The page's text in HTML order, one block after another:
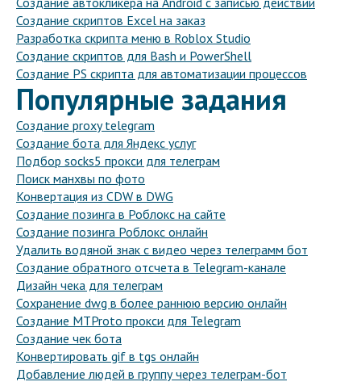
Создание скриптов Excel на заказ
Разработка скрипта меню в Roblox Studio
Создание скриптов для Bash и PowerShell
Создание PS скрипта для автоматизации процессов
Популярные задания
Создание proxy telegram
Создание бота для Яндекс услуг
Подбор socks5 прокси для телеграм
Поиск манхвы по фото
Конвертация из CDW в DWG
Создание позинга в Роблокс на сайте
Создание позинга Роблокс онлайн
Удалить водяной знак с видео через телеграмм бот
Создание обратного отсчета в Telegram-канале
Дизайн чека для телеграм
Сохранение dwg в более раннюю версию онлайн
Создание MTProto прокси для Telegram
Создание чек бота
Конвертировать gif в tgs онлайн
Добавление людей в группу через телеграм-бот